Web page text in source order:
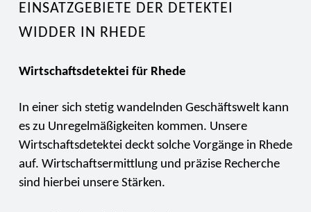
EINSATZGEBIETE DER DETEKTEI
WIDDER IN RHEDE
Wirtschaftsdetektei für Rhede
In einer sich stetig wandelnden Geschäftswelt kann
es zu Unregelmäßigkeiten kommen. Unsere
Wirtschaftsdetektei deckt solche Vorgänge in Rhede
auf. Wirtschaftsermittlung und präzise Recherche
sind hierbei unsere Stärken.